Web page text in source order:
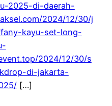
2025-di-daerah-
2024/12/30/j
kayu-set-long-
2024/12/30/s
di-jakarta-
[…]